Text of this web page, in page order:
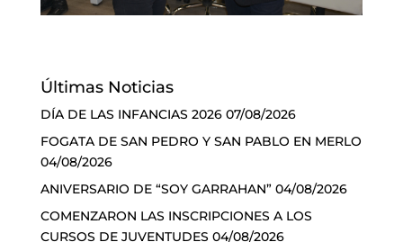
Últimas Noticias
DÍA DE LAS INFANCIAS 2026 07/08/2026
FOGATA DE SAN PEDRO Y SAN PABLO EN MERLO
04/08/2026
ANIVERSARIO DE “SOY GARRAHAN” 04/08/2026
COMENZARON LAS INSCRIPCIONES A LOS
CURSOS DE JUVENTUDES 04/08/2026